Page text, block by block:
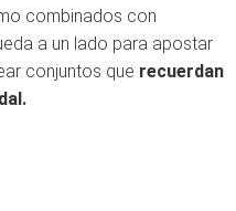
combinados con
a un lado para apostar
conjuntos que recuerdan